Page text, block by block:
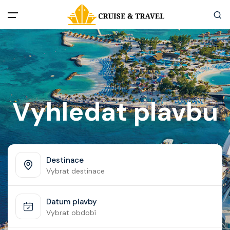
Menu
Akční nabídky
Destinace
Zážitky z plaveb
Užitečné informace
Často kladené otázky
Články
Vyhledat plavbu
Destinace
Vybrat destinace
Datum plavby
Vybrat období